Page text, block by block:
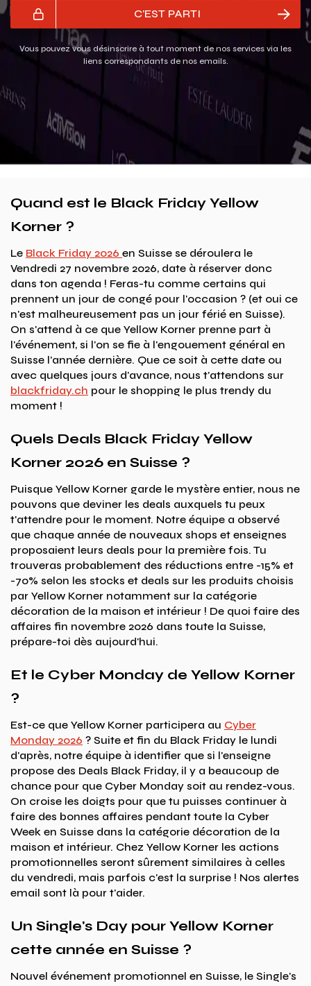
C'EST PARTI
Vous pouvez vous désinscrire à tout moment de nos services via les
liens correspondants de nos emails.
Quand est le Black Friday Yellow
Korner ?
Le Black Friday 2026 en Suisse se déroulera le
Vendredi 27 novembre 2026, date à réserver donc
dans ton agenda ! Feras-tu comme certains qui
prennent un jour de congé pour l'occasion ? (et oui ce
n'est malheureusement pas un jour férié en Suisse).
On s'attend à ce que Yellow Korner prenne part à
l'événement, si l'on se fie à l'engouement général en
Suisse l'année dernière. Que ce soit à cette date ou
avec quelques jours d'avance, nous t'attendons sur
blackfriday.ch pour le shopping le plus trendy du
moment !
Quels Deals Black Friday Yellow
Korner 2026 en Suisse ?
Puisque Yellow Korner garde le mystère entier, nous ne
pouvons que deviner les deals auxquels tu peux
t'attendre pour le moment. Notre équipe a observé
que chaque année de nouveaux shops et enseignes
proposaient leurs deals pour la première fois. Tu
trouveras probablement des réductions entre -15% et
-70% selon les stocks et deals sur les produits choisis
par Yellow Korner notamment sur la catégorie
décoration de la maison et intérieur ! De quoi faire des
affaires fin novembre 2026 dans toute la Suisse,
prépare-toi dès aujourd'hui.
Et le Cyber Monday de Yellow Korner
?
Est-ce que Yellow Korner participera au Cyber
Monday 2026 ? Suite et fin du Black Friday le lundi
d'après, notre équipe à identifier que si l'enseigne
propose des Deals Black Friday, il y a beaucoup de
chance pour que Cyber Monday soit au rendez-vous.
On croise les doigts pour que tu puisses continuer à
faire des bonnes affaires pendant toute la Cyber
Week en Suisse dans la catégorie décoration de la
maison et intérieur. Chez Yellow Korner les actions
promotionnelles seront sûrement similaires à celles
du vendredi, mais parfois c'est la surprise ! Nos alertes
email sont là pour t'aider.
Un Single's Day pour Yellow Korner
cette année en Suisse ?
Nouvel événement promotionnel en Suisse, le Single's